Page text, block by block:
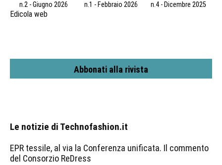
n.2 - Giugno 2026 n.1 - Febbraio 2026 n.4 - Dicembre 2025
Edicola web
Abbonati alla rivista
Le notizie di Technofashion.it
EPR tessile, al via la Conferenza unificata. Il commento
del Consorzio ReDress